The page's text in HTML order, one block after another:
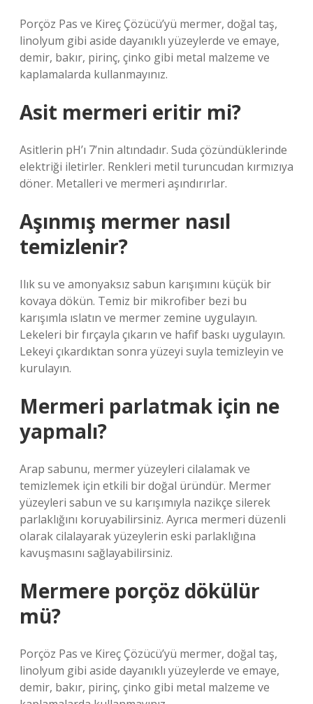
Porçöz Pas ve Kireç Çözücü’yü mermer, doğal taş,
linolyum gibi aside dayanıklı yüzeylerde ve emaye,
demir, bakır, pirinç, çinko gibi metal malzeme ve
kaplamalarda kullanmayınız.
Asit mermeri eritir mi?
Asitlerin pH’ı 7’nin altındadır. Suda çözündüklerinde
elektriği iletirler. Renkleri metil turuncudan kırmızıya
döner. Metalleri ve mermeri aşındırırlar.
Aşınmış mermer nasıl
temizlenir?
Ilık su ve amonyaksız sabun karışımını küçük bir
kovaya dökün. Temiz bir mikrofiber bezi bu
karışımla ıslatın ve mermer zemine uygulayın.
Lekeleri bir fırçayla çıkarın ve hafif baskı uygulayın.
Lekeyi çıkardıktan sonra yüzeyi suyla temizleyin ve
kurulayın.
Mermeri parlatmak için ne
yapmalı?
Arap sabunu, mermer yüzeyleri cilalamak ve
temizlemek için etkili bir doğal üründür. Mermer
yüzeyleri sabun ve su karışımıyla nazikçe silerek
parlaklığını koruyabilirsiniz. Ayrıca mermeri düzenli
olarak cilalayarak yüzeylerin eski parlaklığına
kavuşmasını sağlayabilirsiniz.
Mermere porçöz dökülür
mü?
Porçöz Pas ve Kireç Çözücü’yü mermer, doğal taş,
linolyum gibi aside dayanıklı yüzeylerde ve emaye,
demir, bakır, pirinç, çinko gibi metal malzeme ve